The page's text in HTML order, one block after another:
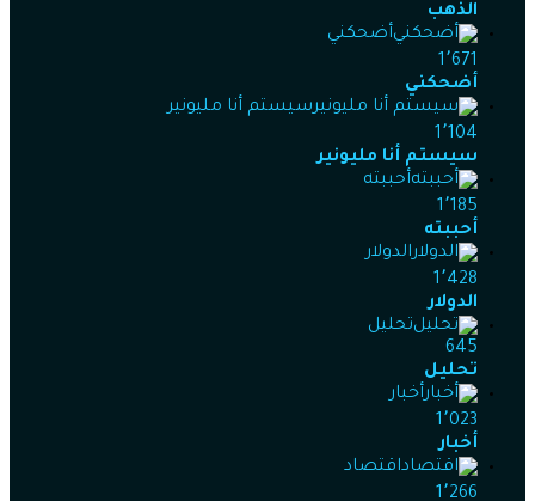
الذهب
أضحكني
1٬671
أضحكني
سيستم أنا مليونير
1٬104
سيستم أنا مليونير
أحببته
1٬185
أحببته
الدولار
1٬428
الدولار
تحليل
645
تحليل
أخبار
1٬023
أخبار
اقتصاد
1٬266